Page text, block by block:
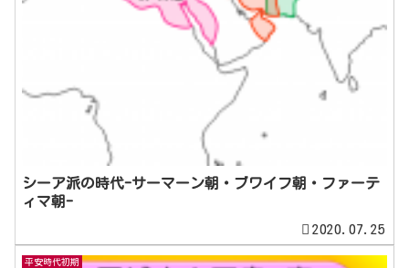
シーア派の時代-サーマーン朝・ブワイフ朝・ファーテ
ィマ朝-
2020.07.25
平安時代初期